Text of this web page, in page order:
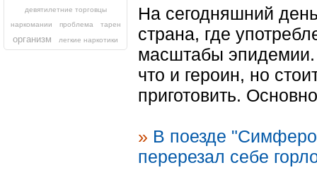
девятилетние торговцы
наркомании
проблема тарен
организм легкие наркотики
На сегодняшний
страна, где
масштабы
что и героин, но
приготовить.
» В поезде
перерезал себе